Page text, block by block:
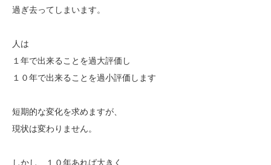
過ぎ去ってしまいます。
人は
１年で出来ることを過大評価し
１０年で出来ることを過小評価します
短期的な変化を求めますが、
現状は変わりません。
しかし、１０年あれば大きく